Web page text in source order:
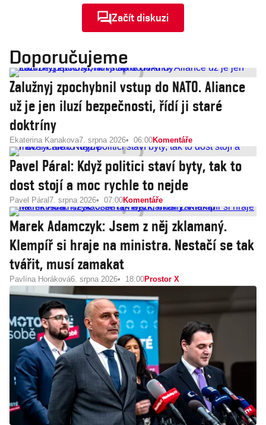
Začít diskuzi
Doporučujeme
Zalužnyj zpochybnil vstup do NATO. Aliance
už je jen iluzí bezpečnosti, řídí ji staré
doktríny
Ekaterina Kanakova7. srpna 2026 06:00Komentáře
Pavel Páral: Když politici staví byty, tak to
dost stojí a moc rychle to nejde
Pavel Páral 7. srpna 2026 07:00Komentáře
Marek Adamczyk: Jsem z něj zklamaný.
Klempíř si hraje na ministra. Nestačí se tak
tvářit, musí zamakat
Pavlína Horáková6. srpna 2026 18:00Prostor X